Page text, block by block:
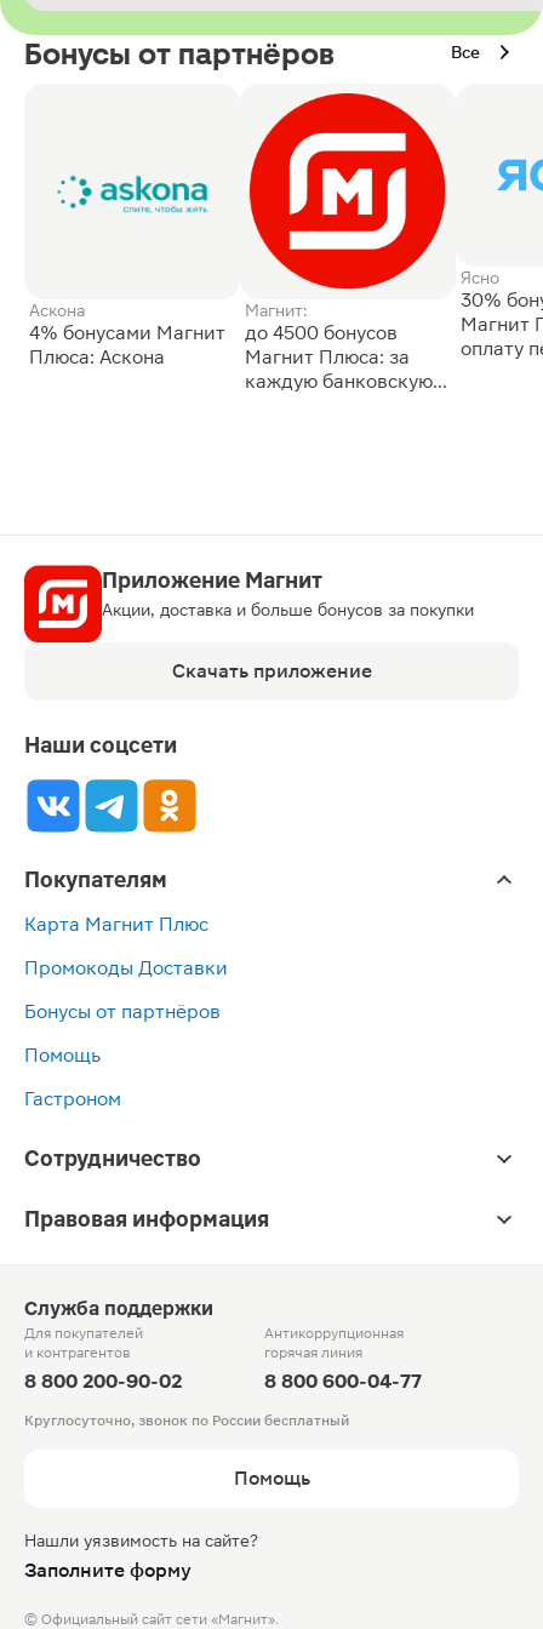
Бонусы от партнёров Все
Аскона
4% бонусами Магнит
Плюса: Аскона
Магнит:
до 4500 бонусов
Магнит Плюса: за
каждую банковскую
Ясно
30%
Магнит
оплату
Приложение Магнит
Акции, доставка и больше бонусов за покупки
Скачать приложение
Наши соцсети
Покупателям
Карта Магнит Плюс
Промокоды Доставки
Бонусы от партнёров
Помощь
Гастроном
Сотрудничество
Правовая информация
Служба поддержки
Для покупателей
и контрагентов
8 800 200-90-02
Антикоррупционная
горячая линия
8 800 600-04-77
Круглосуточно, звонок по России бесплатный
Помощь
Нашли уязвимость на сайте?
Заполните форму
© Официальный сайт сети «Магнит».